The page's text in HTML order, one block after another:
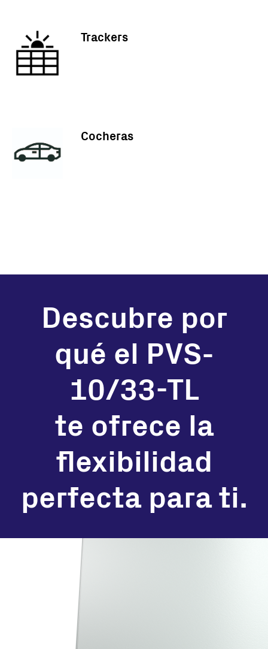
Trackers
Cocheras
Descubre por
qué el PVS-
10/33-TL
te ofrece la
flexibilidad
perfecta para ti.